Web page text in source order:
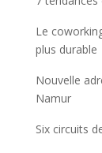
Le
plus durable
Nouvelle
Namur
Six circuits